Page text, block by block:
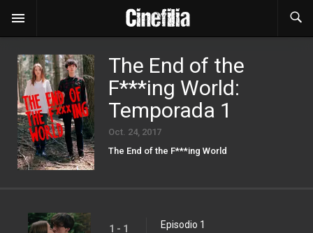
The End of the
F***ing World:
Temporada 1
Oct. 24, 2017
The End of the F***ing World
1 - 1 Episodio 1